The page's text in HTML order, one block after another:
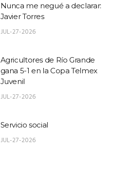
Nunca me negué a declarar:
Javier Torres
JUL-27-2026
Agricultores de Río Grande
gana 5-1 en la Copa Telmex
Juvenil
JUL-27-2026
Servicio social
JUL-27-2026